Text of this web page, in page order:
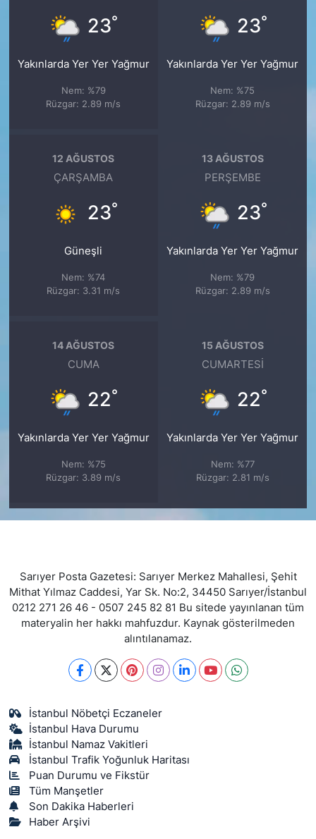
23°
Yakınlarda Yer Yer Yağmur
Nem: %79
Rüzgar: 2.89 m/s
23°
Yakınlarda Yer Yer Yağmur
Nem: %75
Rüzgar: 2.89 m/s
12 AĞUSTOS
ÇARŞAMBA
23°
Güneşli
Nem: %74
Rüzgar: 3.31 m/s
13 AĞUSTOS
PERŞEMBE
23°
Yakınlarda Yer Yer Yağmur
Nem: %79
Rüzgar: 2.89 m/s
14 AĞUSTOS
CUMA
22°
Yakınlarda Yer Yer Yağmur
Nem: %75
Rüzgar: 3.89 m/s
15 AĞUSTOS
CUMARTESI
22°
Yakınlarda Yer Yer Yağmur
Nem: %77
Rüzgar: 2.81 m/s
Sarıyer Posta Gazetesi: Sarıyer Merkez Mahallesi, Şehit
Mithat Yılmaz Caddesi, Yar Sk. No:2, 34450 Sarıyer/İstanbul
0212 271 26 46 - 0507 245 82 81 Bu sitede yayınlanan tüm
materyalin her hakkı mahfuzdur. Kaynak gösterilmeden
alıntılanamaz.
İstanbul Nöbetçi Eczaneler
İstanbul Hava Durumu
İstanbul Namaz Vakitleri
İstanbul Trafik Yoğunluk Haritası
Puan Durumu ve Fikstür
Tüm Manşetler
Son Dakika Haberleri
Haber Arşivi